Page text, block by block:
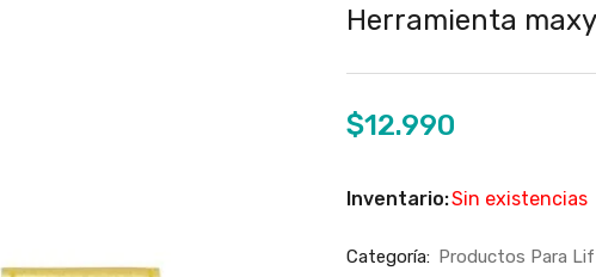
Herramienta
$12.990
Inventario:Sin existencias
Categoría: Productos Para